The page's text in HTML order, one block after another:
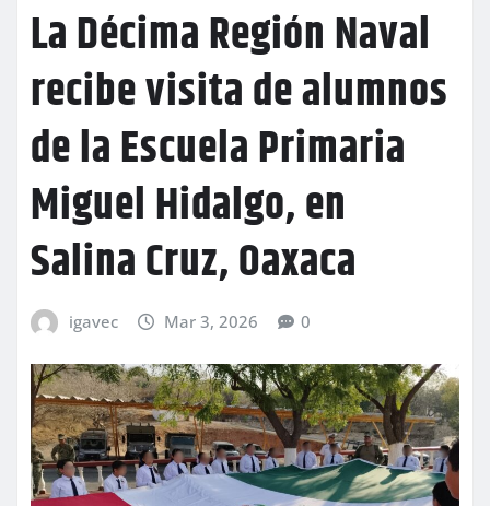
La Décima Región Naval
recibe visita de alumnos
de la Escuela Primaria
Miguel Hidalgo, en
Salina Cruz, Oaxaca
igavec Mar 3, 2026 0